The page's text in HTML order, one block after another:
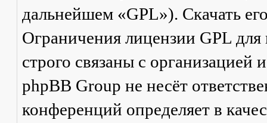
дальнейшем «GPL»). Скачать
Ограничения лицензии GPL
строго связаны с
phpBB Group не несёт
конференций определяет в